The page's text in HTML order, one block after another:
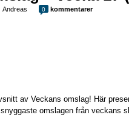
Andreas 0 kommentarer
av Veckans omslag! Här
omslagen från veckans